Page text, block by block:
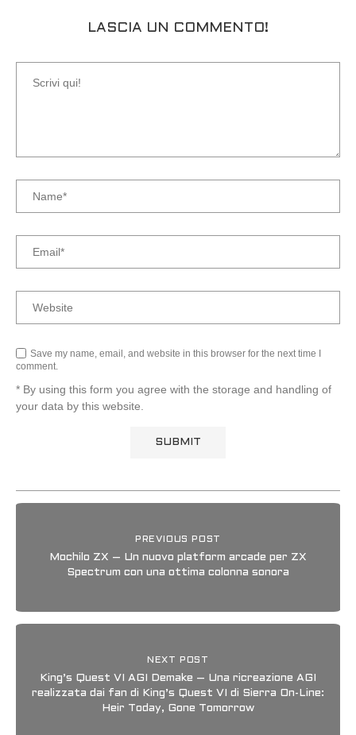
LASCIA UN COMMENTO!
Save my name, email, and website in this browser for the next time I
comment.
* By using this form you agree with the storage and handling of
your data by this website.
PREVIOUS POST
Mochilo ZX – Un nuovo platform arcade per ZX
Spectrum con una ottima colonna sonora
NEXT POST
King’s Quest VI AGI Demake – Una ricreazione AGI
realizzata dai fan di King’s Quest VI di Sierra On-Line:
Heir Today, Gone Tomorrow